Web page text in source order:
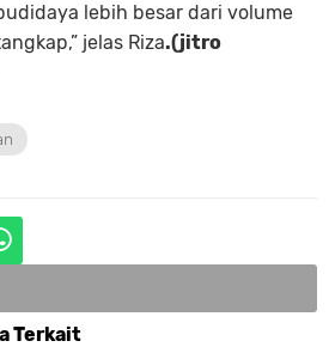
lebih besar dari volume
jelas Riza.(jitro
Terkait